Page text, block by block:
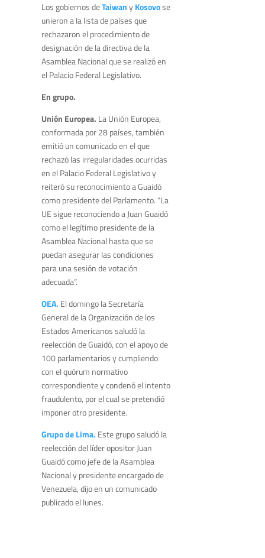
Los gobiernos deTaiwanyKosovose
unieron a la lista de países que
rechazaron el procedimiento de
designación de la directiva de la
Asamblea Nacional que se realizó en
el Palacio Federal Legislativo.
En grupo.
Unión Europea. La Unión Europea,
conformada por 28 países, también
emitió un comunicado en el que
rechazó las irregularidades ocurridas
en el Palacio Federal Legislativo y
reiteró su reconocimiento a Guaidó
como presidente del Parlamento. “La
UE sigue reconociendo a Juan Guaidó
como el legítimo presidente de la
Asamblea Nacional hasta que se
puedan asegurar las condiciones
para una sesión de votación
adecuada”.
OEA. El domingo la Secretaría
General de la Organización de los
Estados Americanos saludó la
reelección de Guaidó, con el apoyo de
100 parlamentarios y cumpliendo
con el quórum normativo
correspondiente y condenó el intento
fraudulento, por el cual se pretendió
imponer otro presidente.
Grupo de Lima. Este grupo saludó la
reelección del líder opositor Juan
Guaidó como jefe de la Asamblea
Nacional y presidente encargado de
Venezuela, dijo en un comunicado
publicado el lunes.